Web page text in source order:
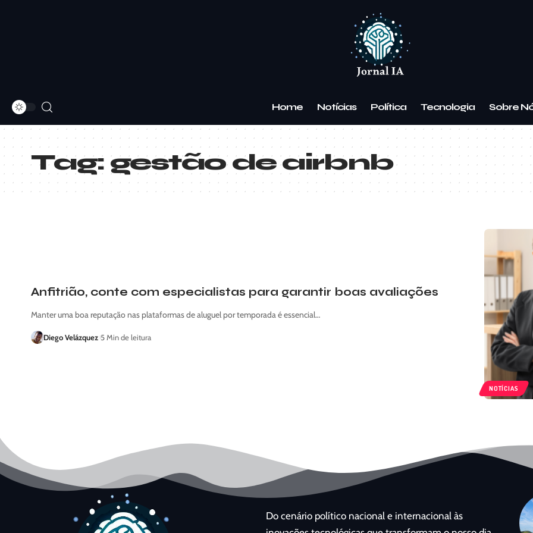
Home Notícias Política Tecnologia Sobre
Tag: gestão de airbnb
NOTÍCIAS
Anfitrião, conte com especialistas para garantir boas avaliações
Manter uma boa reputação nas plataformas de aluguel por temporada é essencial…
Diego Velázquez 5 Min de leitura
Do cenário político nacional e internacional às